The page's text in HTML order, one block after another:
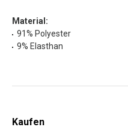
Material:
91% Polyester
9% Elasthan
Kaufen